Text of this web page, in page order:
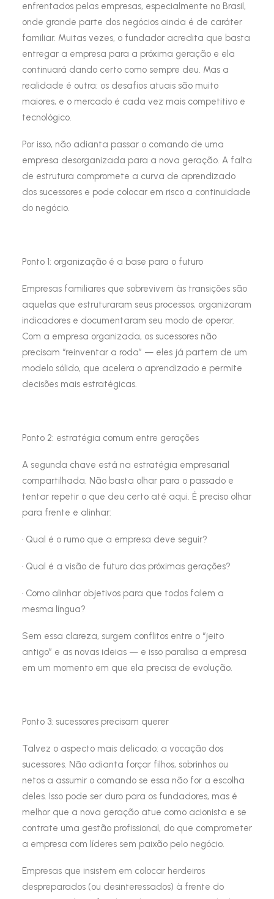
enfrentados pelas empresas, especialmente no Brasil,
onde grande parte dos negócios ainda é de caráter
familiar. Muitas vezes, o fundador acredita que basta
entregar a empresa para a próxima geração e ela
continuará dando certo como sempre deu. Mas a
realidade é outra: os desafios atuais são muito
maiores, e o mercado é cada vez mais competitivo e
tecnológico.
Por isso, não adianta passar o comando de uma
empresa desorganizada para a nova geração. A falta
de estrutura compromete a curva de aprendizado
dos sucessores e pode colocar em risco a continuidade
do negócio.
Ponto 1: organização é a base para o futuro
Empresas familiares que sobrevivem às transições são
aquelas que estruturaram seus processos, organizaram
indicadores e documentaram seu modo de operar.
Com a empresa organizada, os sucessores não
precisam “reinventar a roda” — eles já partem de um
modelo sólido, que acelera o aprendizado e permite
decisões mais estratégicas.
Ponto 2: estratégia comum entre gerações
A segunda chave está na estratégia empresarial
compartilhada. Não basta olhar para o passado e
tentar repetir o que deu certo até aqui. É preciso olhar
para frente e alinhar:
· Qual é o rumo que a empresa deve seguir?
· Qual é a visão de futuro das próximas gerações?
· Como alinhar objetivos para que todos falem a
mesma língua?
Sem essa clareza, surgem conflitos entre o “jeito
antigo” e as novas ideias — e isso paralisa a empresa
em um momento em que ela precisa de evolução.
Ponto 3: sucessores precisam querer
Talvez o aspecto mais delicado: a vocação dos
sucessores. Não adianta forçar filhos, sobrinhos ou
netos a assumir o comando se essa não for a escolha
deles. Isso pode ser duro para os fundadores, mas é
melhor que a nova geração atue como acionista e se
contrate uma gestão profissional, do que comprometer
a empresa com líderes sem paixão pelo negócio.
Empresas que insistem em colocar herdeiros
despreparados (ou desinteressados) à frente do